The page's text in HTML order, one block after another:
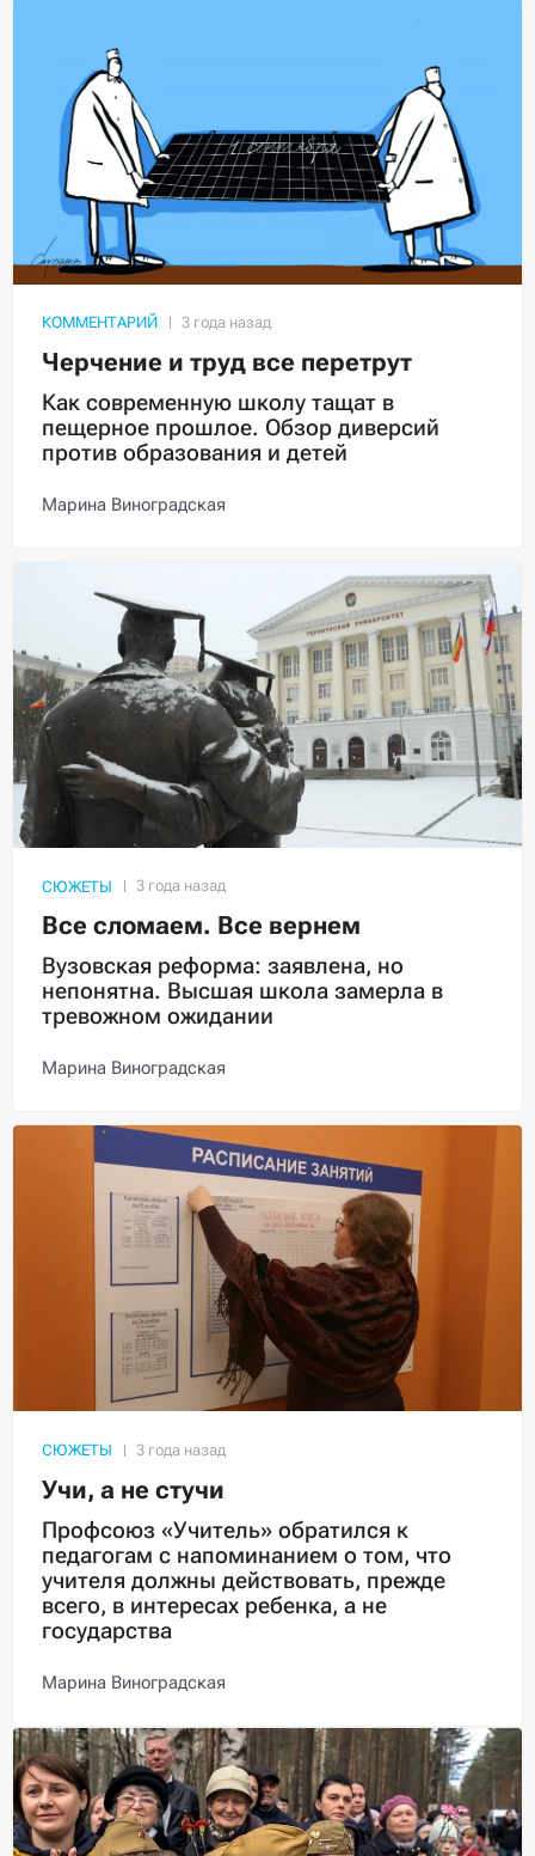
КОММЕНТАРИЙ
Черчение и труд все перетрут
Как современную школу тащат в
пещерное прошлое. Обзор диверсий
против образования и детей
Марина Виноградская
СЮЖЕТЫ
Все сломаем. Все вернем
Вузовская реформа: заявлена, но
непонятна. Высшая школа замерла в
тревожном ожидании
Марина Виноградская
СЮЖЕТЫ
Учи, а не стучи
Профсоюз «Учитель» обратился к
педагогам с напоминанием о том, что
учителя должны действовать, прежде
всего, в интересах ребенка, а не
государства
Марина Виноградская